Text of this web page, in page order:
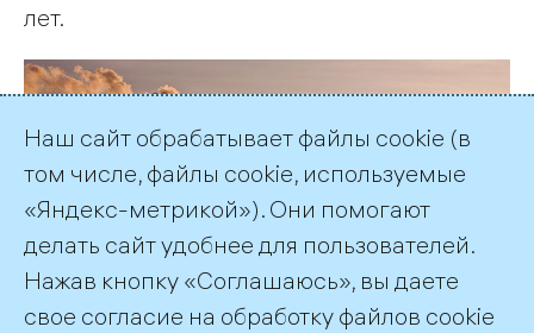
лет.
Наш сайт обрабатывает файлы cookie (в
том числе, файлы cookie, используемые
«Яндекс-метрикой»). Они помогают
делать сайт удобнее для пользователей.
Нажав кнопку «Соглашаюсь», вы даете
свое согласие на обработку файлов cookie